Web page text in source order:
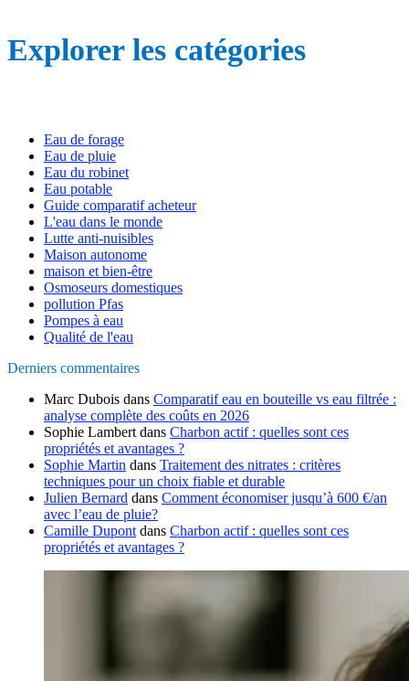
Explorer les catégories
Eau de forage
Eau de pluie
Eau du robinet
Eau potable
Guide comparatif acheteur
L'eau dans le monde
Lutte anti-nuisibles
Maison autonome
maison et bien-être
Osmoseurs domestiques
pollution Pfas
Pompes à eau
Qualité de l'eau
Derniers commentaires
Marc Dubois dans Comparatif eau en bouteille vs eau filtrée :
analyse complète des coûts en 2026
Sophie Lambert dans Charbon actif : quelles sont ces
propriétés et avantages ?
Sophie Martin dans Traitement des nitrates : critères
techniques pour un choix fiable et durable
Julien Bernard dans Comment économiser jusqu’à 600 €/an
avec l’eau de pluie?
Camille Dupont dans Charbon actif : quelles sont ces
propriétés et avantages ?